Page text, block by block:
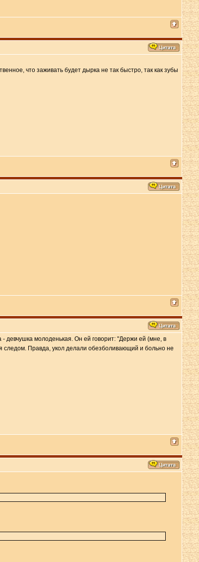
что заживать будет дырка не так быстро, так как зубы
девчушка молоденькая. Он ей говорит: "Держи ей (мне, в
следом. Правда, укол делали обезболивающий и больно не